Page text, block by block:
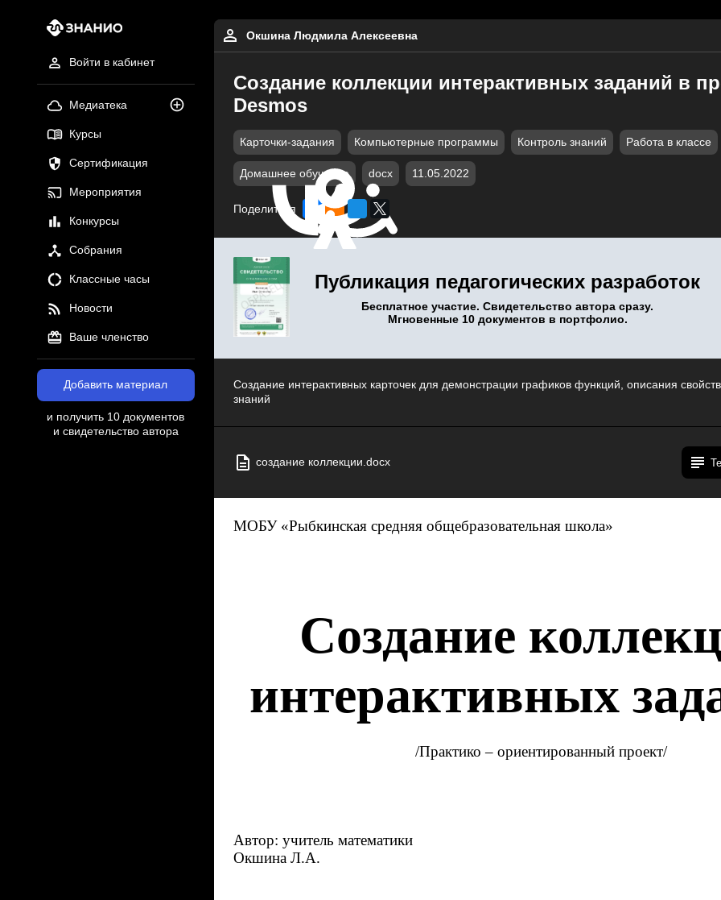
Войти в кабинет
Медиатека
Курсы
Сертификация
Мероприятия
Конкурсы
Собрания
Классные часы
Новости
Ваше членство
Добавить материал
и получить 10 документов
и свидетельство автора
Окшина Людмила Алексеевна
Создание коллекции интерактивных заданий в
Desmos
Карточки-задания Компьютерные программы Контроль знаний Работа в классе
Домашнее обучение docx 11.05.2022
Поделиться
Публикация педагогических разработок
Бесплатное участие. Свидетельство автора сразу.
Мгновенные 10 документов в портфолио.
Создание интерактивных карточек для демонстрации графиков функций, описания
знаний
создание коллекции.docx
МОБУ «Рыбкинская средняя общебразовательная школа»
Создание
интерактивных
/Практико – ориентированный проект/
Автор: учитель математики
Окшина Л.А.